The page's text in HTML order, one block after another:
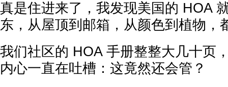
真是住进来了，我发现美国的 HOA
东，从屋顶到邮箱，从颜色到植物，
我们社区的 HOA 手册整整大几十页
内心一直在吐槽：这竟然还会管？